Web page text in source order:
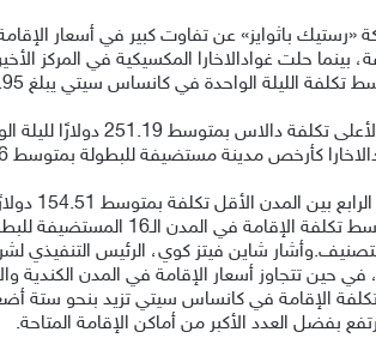
بينما حلت غوادالاخارا المكسيكية في المركز
دولارًا لليلة الواحدة، وسياتل بمتوسط 247.96 دولارًا.
بمتوسط 154.51 دولارًا، فيما جاءت لوس أنجلوس خامسة بمتوسط 155.81 دولارًا.
شاين فيتز كوي، الرئيس التنفيذي
حين تتجاوز أسعار الإقامة في المدن الكندية
الإقامة في كانساس سيتي تزيد بنحو ستة
بفضل العدد الأكبر من أماكن الإقامة المتاحة.